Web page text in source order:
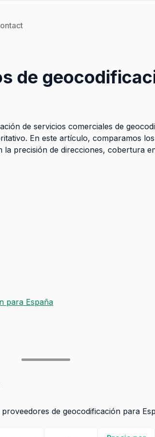
de
de servicios comerciales de
En este artículo, comparamos
precisión de direcciones, cobertura
para España
de geocodificación para